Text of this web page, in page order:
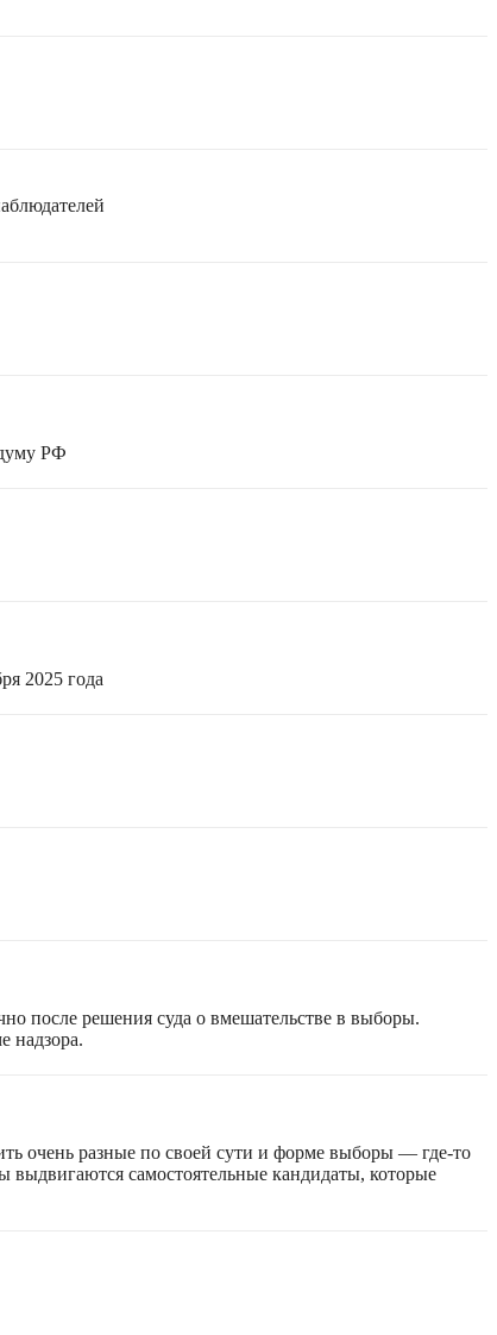
РФ
2025 года
после решения суда о вмешательстве в выборы.
надзора.
очень разные по своей сути и форме выборы — где-то
выдвигаются самостоятельные кандидаты, которые